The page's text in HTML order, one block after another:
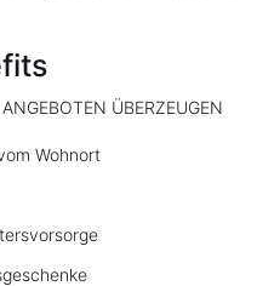
ÜBERZEUGEN
Wohnort